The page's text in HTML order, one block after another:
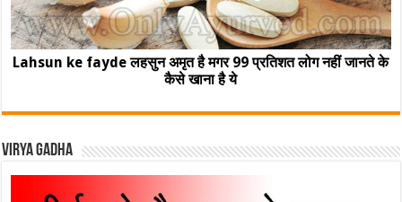
Lahsun ke fayde लहसुन अमृत है मगर 99 प्रतिशत लोग नहीं जानते के
कैसे खाना है ये
Virya Gadha